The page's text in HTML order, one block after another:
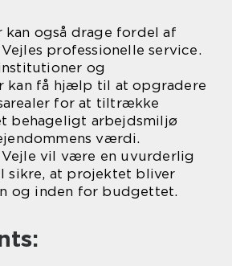
kan også drage fordel af
professionelle service.
og
kan få hjælp til at opgradere
for at tiltrække
behageligt arbejdsmiljø
værdi.
vil være en uvurderlig
sikre, at projektet bliver
og inden for budgettet.